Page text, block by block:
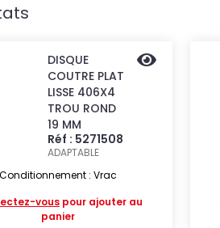
DISQUE
COUTRE PLAT
LISSE 406X4
TROU ROND
19 MM
Réf : 5271508
ADAPTABLE
: Vrac
vous pour ajouter au
panier